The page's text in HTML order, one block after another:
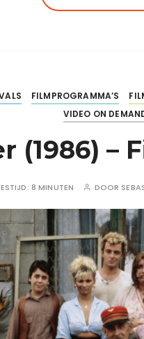
FILMPROGRAMMA’S
VIDEO ON
(1986) –
8 MINUTEN DOOR